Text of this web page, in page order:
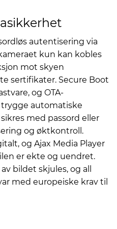
autentisering via
kun kan kobles
mot skyen
sertifikater. Secure Boot
og OTA-
automatiske
med passord eller
og øktkontroll.
og Ajax Media Player
er ekte og uendret.
bildet skjules, og all
med europeiske krav til